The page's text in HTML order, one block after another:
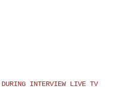
INTERVIEW LIVE TV